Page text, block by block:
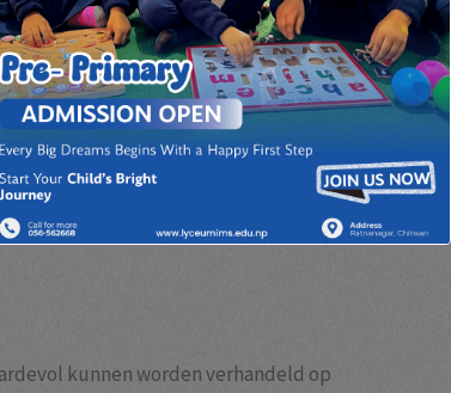
assets die interactief en lonend
en transparante economie
kunnen worden verhandeld op